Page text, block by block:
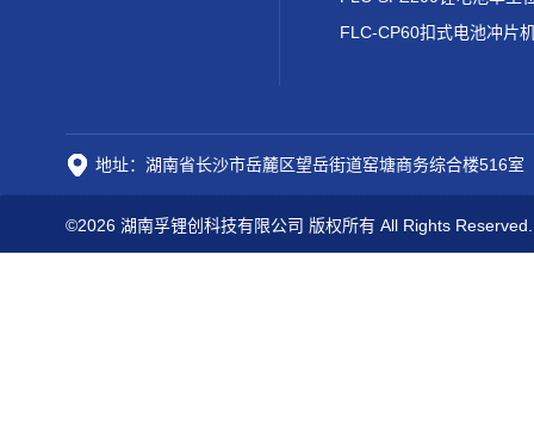
FLC-CP60扣式电池冲片
地址：湖南省长沙市岳麓区望岳街道窑塘商务综合楼516室
©2026 湖南孚锂创科技有限公司 版权所有 All Rights